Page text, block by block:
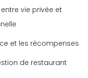
vie privée et
et les récompenses
de restaurant